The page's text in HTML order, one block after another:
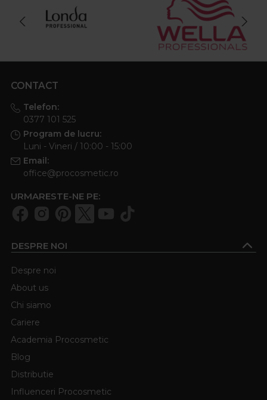
CONTACT
Telefon:
0377 101 525
Program de lucru:
Luni - Vineri / 10:00 - 15:00
Email:
office@procosmetic.ro
URMARESTE-NE PE:
DESPRE NOI
Despre noi
About us
Chi siamo
Cariere
Academia Procosmetic
Blog
Distributie
Influenceri Procosmetic